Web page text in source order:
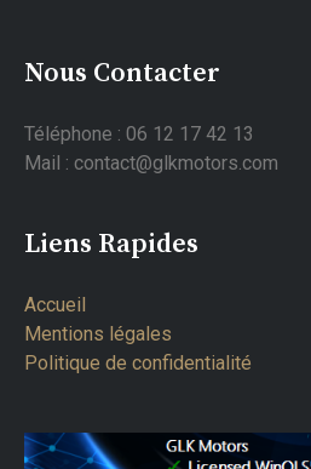
Nous Contacter
Téléphone : 06 12 17 42 13
Mail : contact@glkmotors.com
Liens Rapides
Accueil
Mentions légales
Politique de confidentialité